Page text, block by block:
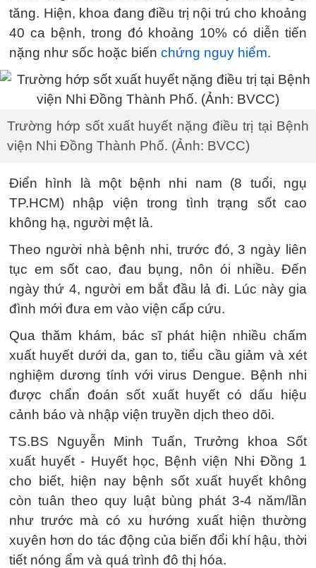
tăng. Hiện, khoa đang điều trị nội trú cho khoảng
40 ca bệnh, trong đó khoảng 10% có diễn tiến
nặng như sốc hoặc biến chứng nguy hiểm.
Trường hớp sốt xuất huyết nặng điều trị tại Bệnh
viện Nhi Đồng Thành Phố. (Ảnh: BVCC)
Điển hình là một bệnh nhi nam (8 tuổi, ngụ
TP.HCM) nhập viện trong tình trạng sốt cao
không hạ, người mệt lả.
Theo người nhà bệnh nhi, trước đó, 3 ngày liên
tục em sốt cao, đau bụng, nôn ói nhiều. Đến
ngày thứ 4, người em bắt đầu lả đi. Lúc này gia
đình mới đưa em vào viện cấp cứu.
Qua thăm khám, bác sĩ phát hiện nhiều chấm
xuất huyết dưới da, gan to, tiểu cầu giảm và xét
nghiệm dương tính với virus Dengue. Bệnh nhi
được chẩn đoán sốt xuất huyết có dấu hiệu
cảnh báo và nhập viện truyền dịch theo dõi.
TS.BS Nguyễn Minh Tuấn, Trưởng khoa Sốt
xuất huyết - Huyết học, Bệnh viện Nhi Đồng 1
cho biết, hiện nay bệnh sốt xuất huyết không
còn tuân theo quy luật bùng phát 3-4 năm/lần
như trước mà có xu hướng xuất hiện thường
xuyên hơn do tác động của biến đổi khí hậu, thời
tiết nóng ẩm và quá trình đô thị hóa.